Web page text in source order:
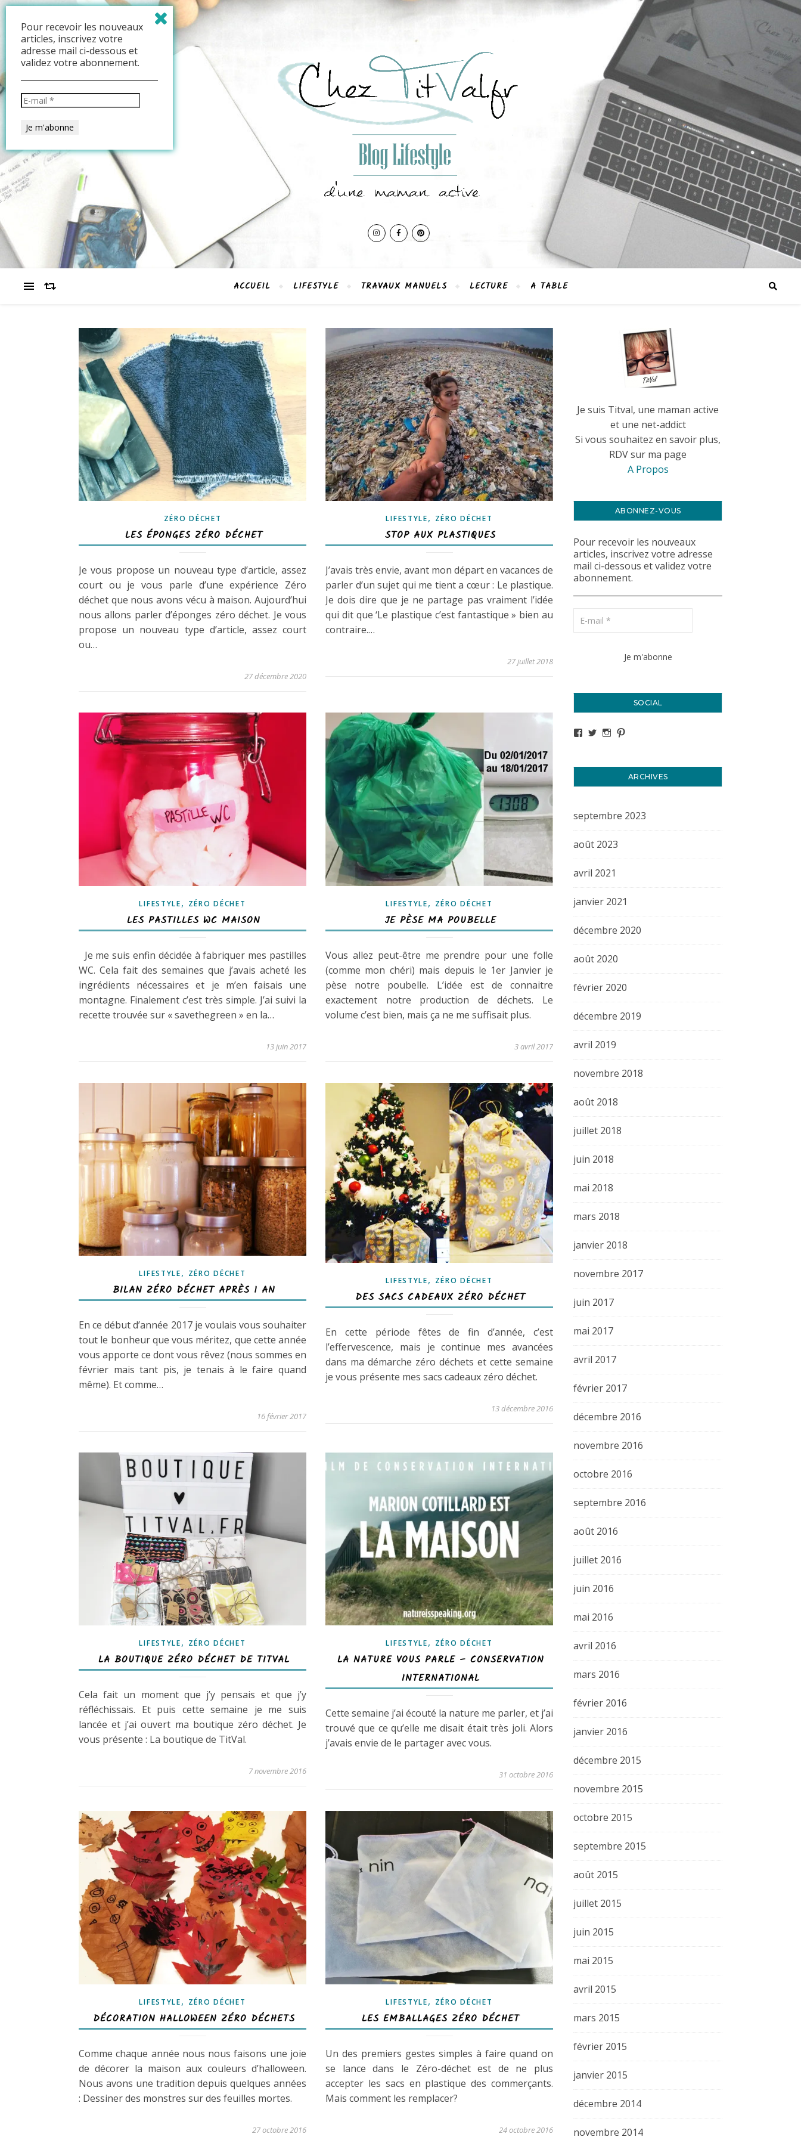
ACCUEIL LIFESTYLE TRAVAUX MANUELS LECTURE A TABLE
ZÉRO DÉCHET
LES ÉPONGES ZÉRO DÉCHET
Je vous propose un nouveau type d’article, assez
court ou je vous parle d’une expérience Zéro
déchet que nous avons vécu à maison. Aujourd’hui
nous allons parler d’éponges zéro déchet. Je vous
propose un nouveau type d’article, assez court
ou…
27 décembre 2020
LIFESTYLE, ZÉRO DÉCHET
STOP AUX PLASTIQUES
J’avais très envie, avant mon départ en vacances de
parler d’un sujet qui me tient a cœur : Le plastique.
Je dois dire que je ne partage pas vraiment l’idée
qui dit que ‘Le plastique c’est fantastique » bien au
contraire.…
27 juillet 2018
LIFESTYLE, ZÉRO DÉCHET
LES PASTILLES WC MAISON
Je me suis enfin décidée à fabriquer mes pastilles
WC. Cela fait des semaines que j’avais acheté les
ingrédients nécessaires et je m’en faisais une
montagne. Finalement c’est très simple. J’ai suivi la
recette trouvée sur « savethegreen » en la…
13 juin 2017
LIFESTYLE, ZÉRO DÉCHET
JE PÈSE MA POUBELLE
Vous allez peut-être me prendre pour une folle
(comme mon chéri) mais depuis le 1er Janvier je
pèse notre poubelle. L’idée est de connaitre
exactement notre production de déchets. Le
volume c’est bien, mais ça ne me suffisait plus.
3 avril 2017
LIFESTYLE, ZÉRO DÉCHET
BILAN ZÉRO DÉCHET APRÈS 1 AN
En ce début d’année 2017 je voulais vous souhaiter
tout le bonheur que vous méritez, que cette année
vous apporte ce dont vous rêvez (nous sommes en
février mais tant pis, je tenais à le faire quand
même). Et comme…
16 février 2017
LIFESTYLE, ZÉRO DÉCHET
DES SACS CADEAUX ZÉRO DÉCHET
En cette période fêtes de fin d’année, c’est
l’effervescence, mais je continue mes avancées
dans ma démarche zéro déchets et cette semaine
je vous présente mes sacs cadeaux zéro déchet.
13 décembre 2016
LIFESTYLE, ZÉRO DÉCHET
LA BOUTIQUE ZÉRO DÉCHET DE TITVAL
Cela fait un moment que j’y pensais et que j’y
réfléchissais. Et puis cette semaine je me suis
lancée et j’ai ouvert ma boutique zéro déchet. Je
vous présente : La boutique de TitVal.
7 novembre 2016
LIFESTYLE, ZÉRO DÉCHET
LA NATURE VOUS PARLE – CONSERVATION
INTERNATIONAL
Cette semaine j’ai écouté la nature me parler, et j’ai
trouvé que ce qu’elle me disait était très joli. Alors
j’avais envie de le partager avec vous.
31 octobre 2016
LIFESTYLE, ZÉRO DÉCHET
DÉCORATION HALLOWEEN ZÉRO DÉCHETS
Comme chaque année nous nous faisons une joie
de décorer la maison aux couleurs d’halloween.
Nous avons une tradition depuis quelques années
: Dessiner des monstres sur des feuilles mortes.
27 octobre 2016
LIFESTYLE, ZÉRO DÉCHET
LES EMBALLAGES ZÉRO DÉCHET
Un des premiers gestes simples à faire quand on
se lance dans le Zéro-déchet est de ne plus
accepter les sacs en plastique des commerçants.
Mais comment les remplacer?
24 octobre 2016
Je suis Titval, une maman active
et une net-addict
Si vous souhaitez en savoir plus,
RDV sur ma page
A Propos
ABONNEZ-VOUS
Pour recevoir les nouveaux
articles, inscrivez votre adresse
mail ci-dessous et validez votre
abonnement.
SOCIAL
Voir le profil de titval35 sur Facebook
Voir le profil de titval35 sur Twitter
Voir le profil de titval35 sur Instagram
ARCHIVES
septembre 2023
août 2023
avril 2021
janvier 2021
décembre 2020
août 2020
février 2020
décembre 2019
avril 2019
novembre 2018
août 2018
juillet 2018
juin 2018
mai 2018
mars 2018
janvier 2018
novembre 2017
juin 2017
mai 2017
avril 2017
février 2017
décembre 2016
novembre 2016
octobre 2016
septembre 2016
août 2016
juillet 2016
juin 2016
mai 2016
avril 2016
mars 2016
février 2016
janvier 2016
décembre 2015
novembre 2015
octobre 2015
septembre 2015
août 2015
juillet 2015
juin 2015
mai 2015
avril 2015
mars 2015
février 2015
janvier 2015
décembre 2014
novembre 2014
Pour recevoir les nouveaux
articles, inscrivez votre
adresse mail ci-dessous et
validez votre abonnement.